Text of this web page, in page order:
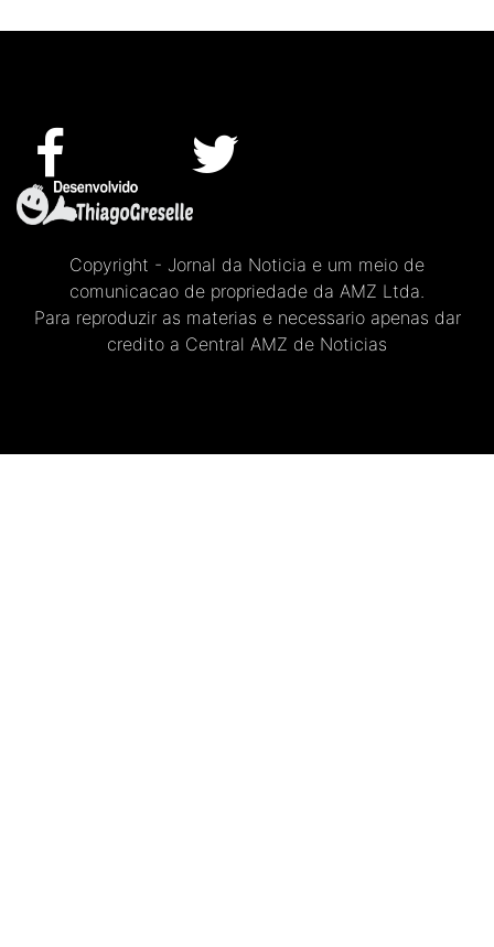
Copyright - Jornal da Noticia e um meio de
comunicacao de propriedade da AMZ Ltda.
Para reproduzir as materias e necessario apenas dar
credito a Central AMZ de Noticias